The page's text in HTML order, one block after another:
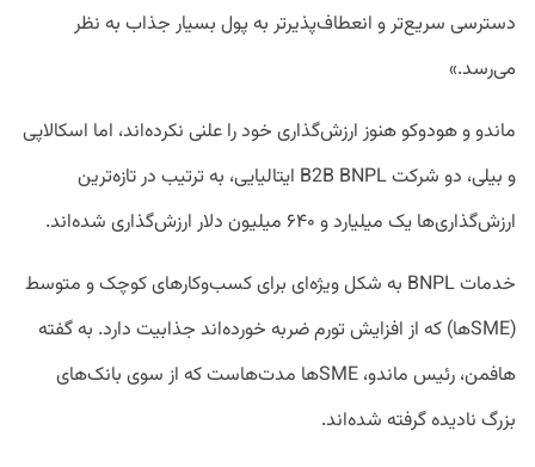
دسترسی سریع‌تر و انعطاف‌پذیرتر به پول بسیار جذاب به نظر
می‌رسد.»
ماندو و هودوکو هنوز ارزش‌گذاری خود را علنی نکرده‌اند، اما اسکالاپی
و بیلی، دو شرکت B2B BNPL ایتالیایی، به ترتیب در تازه‌ترین
ارزش‌گذاری‌ها یک میلیارد و ۶۴۰ میلیون دلار ارزش‌گذاری شده‌اند.
خدمات BNPL به شکل‌ ویژه‌ای برای کسب‌وکارهای کوچک و متوسط
(SMEها) که از افزایش تورم ضربه خورده‌اند جذابیت دارد. به گفته
هافمن، رئیس ماندو، SMEها مدت‌هاست که از سوی بانک‌های
بزرگ نادیده گرفته شده‌اند.